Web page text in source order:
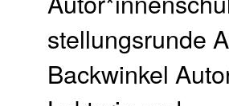
stellungs­runde
Backwinkel